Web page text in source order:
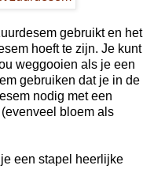
gebruikt en het
hoeft te zijn. Je kunt
weggooien als je een
gebruiken dat je in de
nodig met een
bloem als
een stapel heerlijke